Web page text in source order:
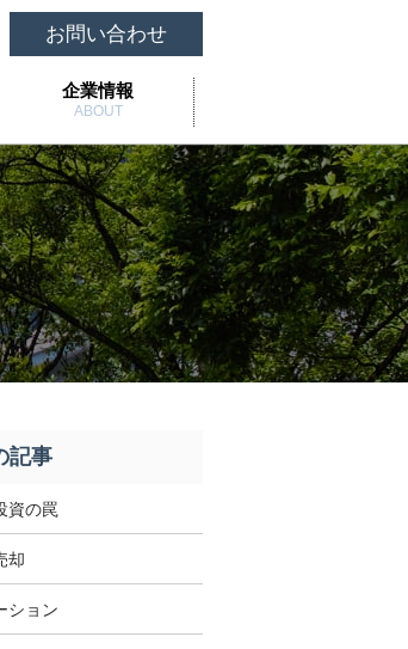
企業情報
ABOUT
お問い合わせ
記事
資の罠
却
ション